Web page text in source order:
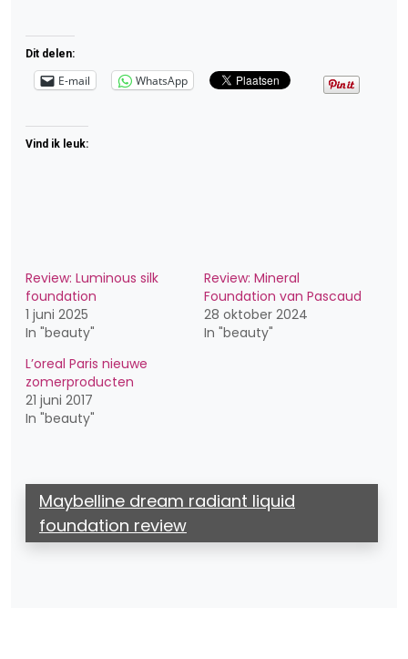
Dit delen:
E-mail WhatsApp
Vind ik leuk:
Review: Luminous silk
foundation
1 juni 2025
In "beauty"
Review: Mineral
Foundation van Pascaud
28 oktober 2024
In "beauty"
L’oreal Paris nieuwe
zomerproducten
21 juni 2017
In "beauty"
Maybelline dream radiant liquid
foundation review